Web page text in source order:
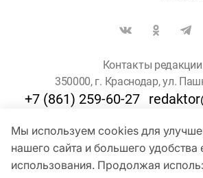
Мы используем cookies для
нашего сайта и большего удобства
использования. Продолжая
Контакты
350000, г. Краснодар, ул.
+7 (861) 259-60-27
Для пользователей
© Кубанские Новости,